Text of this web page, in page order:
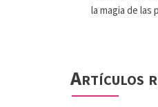
la magia de las
Artículos